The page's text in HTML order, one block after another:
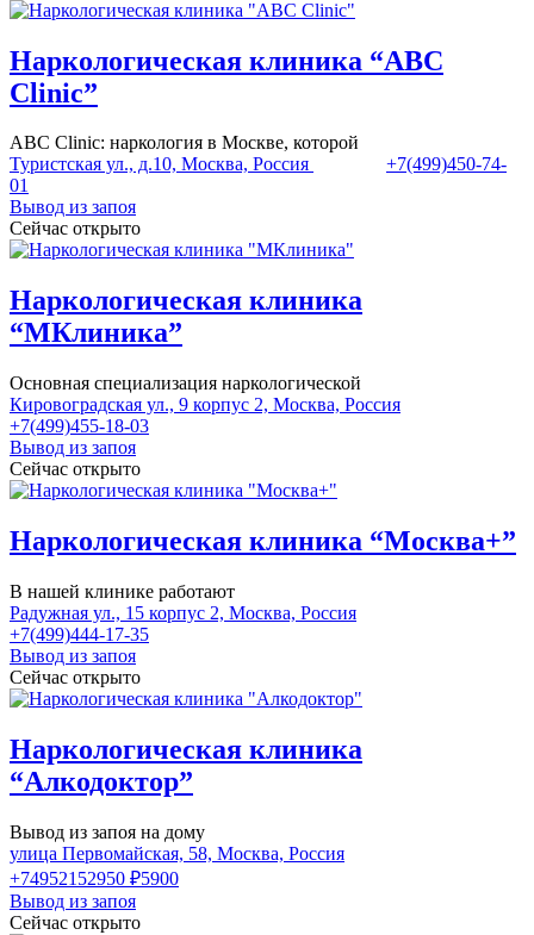
Наркологическая клиника “ABC
Clinic”
ABC Clinic: наркология в Москве, которой
Туристская ул., д.10, Москва, Россия
+7(499)450-74-
01
Вывод из запоя
Сейчас открыто
Наркологическая клиника
“МКлиника”
Основная специализация наркологической
Кировоградская ул., 9 корпус 2, Москва, Россия
+7(499)455-18-03
Вывод из запоя
Сейчас открыто
Наркологическая клиника “Москва+”
В нашей клинике работают
Радужная ул., 15 корпус 2, Москва, Россия
+7(499)444-17-35
Вывод из запоя
Сейчас открыто
Наркологическая клиника
“Алкодоктор”
Вывод из запоя на дому
улица Первомайская, 58, Москва, Россия
+74952152950 ₽5900
Вывод из запоя
Сейчас открыто